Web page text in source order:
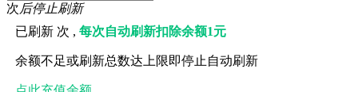
次后停止刷新
已刷新 次 ,每次自动刷新扣除余额1元
余额不足或刷新总数达上限即停止自动刷新